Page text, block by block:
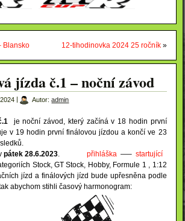
Blansko 12-tihodinovka 2024 25 ročník»
jízda č.1 – noční závod
Autor: admin
je noční závod, který začíná v 18 hodin první
v 19 hodin první finálovou jízdou a končí ve 23
pátek 28.6.2023.přihláška —–startující
Stock, GT Stock, Hobby, Formule 1 , 1:12
jízd a finálových jízd bude upřesněna podle
abychom stihli časový harmonogram: